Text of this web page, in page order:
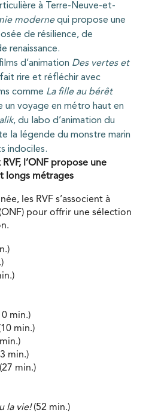
à Terre-Neuve-et-
modernequi propose une
de résilience, de
renaissance.
d’animation Des vertes et
rire et réfléchir avec
comme La fille au bérêt
un voyage en métro haut en
, du labo d’animation du
la légende du monstre marin
indociles.
l’ONF propose une
longs métrages
les RVF s’associent à
pour offrir une sélection
min.)
min.)
min.)
(27 min.)
la vie!(52 min.)